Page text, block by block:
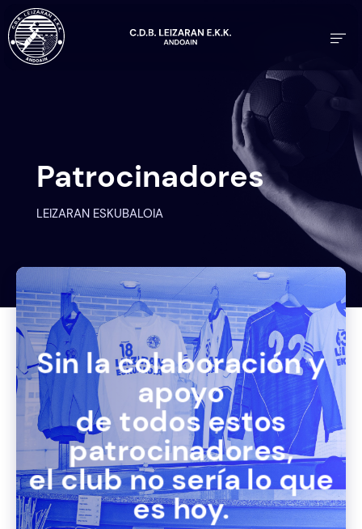
Patrocinadores
LEIZARAN ESKUBALOIA
Sin la colaboración y
apoyo
de todos estos
patrocinadores,
el club no sería lo que
es hoy.